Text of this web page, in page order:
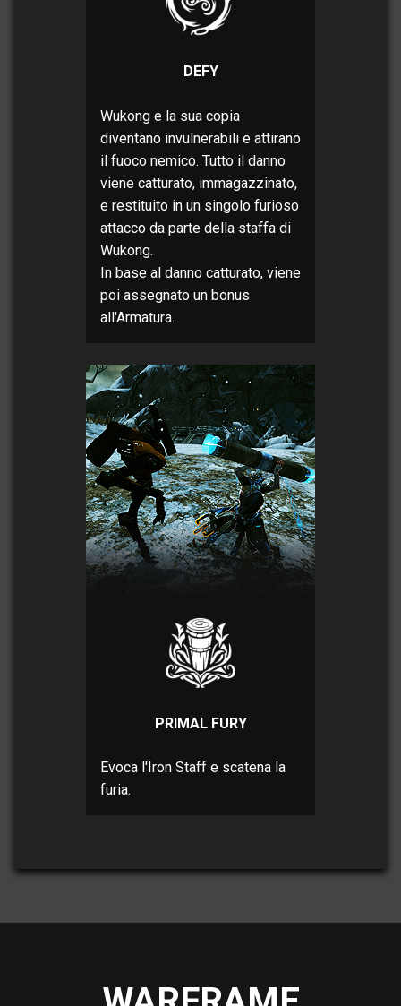
DEFY
Wukong e la sua copia
diventano invulnerabili e attirano
il fuoco nemico. Tutto il danno
viene catturato, immagazzinato,
e restituito in un singolo furioso
attacco da parte della staffa di
Wukong.
In base al danno catturato, viene
poi assegnato un bonus
all'Armatura.
PRIMAL FURY
Evoca l'Iron Staff e scatena la
furia.